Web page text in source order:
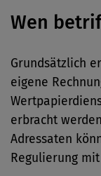
Wen
Grundsätzlich
eigene
erbracht
Adressaten
Regulierung